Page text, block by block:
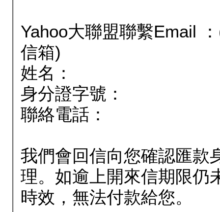
Yahoo大聯盟聯繫Email
信箱)
姓名：
身分證字號：
聯絡電話：
我們會回信向您確認匯款
理。如逾上開來信期限仍
時效，無法付款給您。